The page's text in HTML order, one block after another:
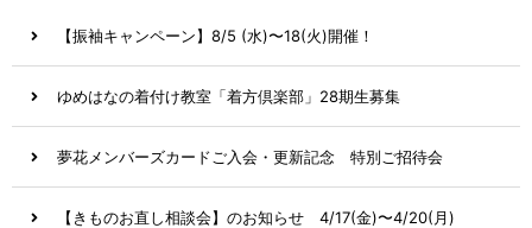
【振袖キャンペーン】8/5 (水)〜18(火)開催！
ゆめはなの着付け教室「着方倶楽部」28期生募集
夢花メンバーズカードご入会・更新記念 特別ご招待会
【きものお直し相談会】のお知らせ 4/17(金)〜4/20(月)